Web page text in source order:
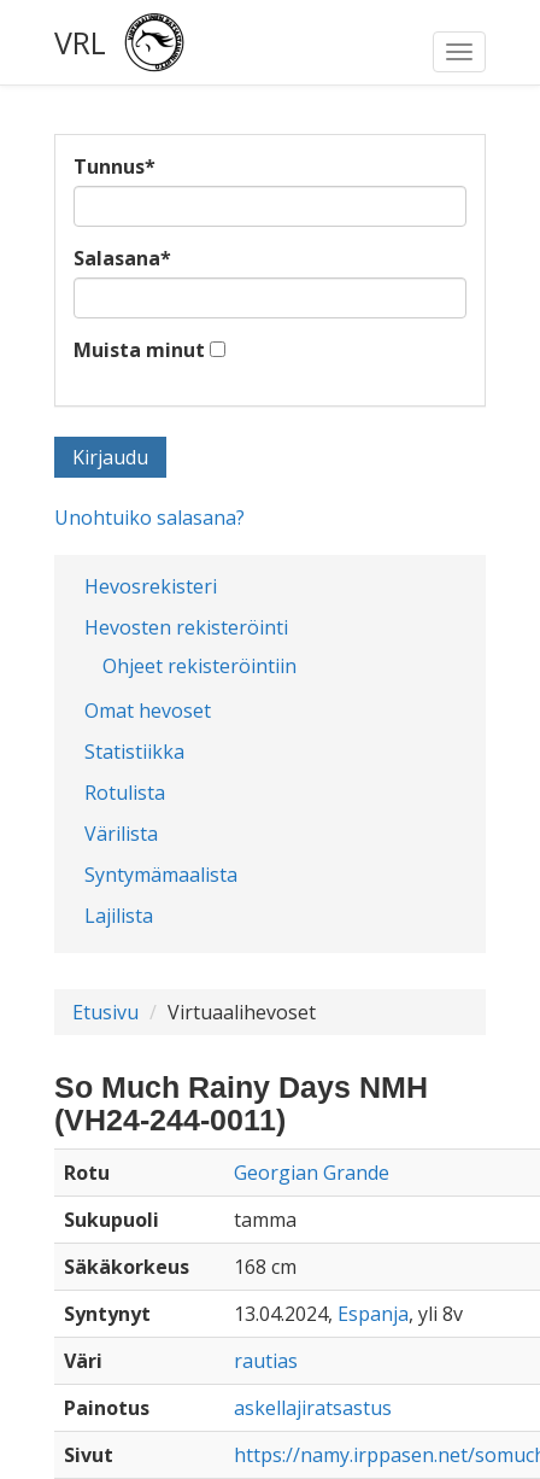
Toggle
VRL
Hevosrekisteri
Hevosten rekisteröinti
Ohjeet rekisteröintiin
Omat hevoset
Statistiikka
Rotulista
Värilista
Syntymämaalista
Lajilista
Tunnus*
Salasana*
Muista minut
Unohtuiko salasana?
Etusivu Virtuaalihevoset
So Much Rainy Days NMH
(VH24-244-0011)
Rotu
Georgian Grande
Sukupuoli
tamma
Säkäkorkeus
168 cm
Syntynyt
13.04.2024, Espanja, yli 8v
Väri
rautias
Painotus
askellajiratsastus
Sivut
https://namy.irppasen.net/